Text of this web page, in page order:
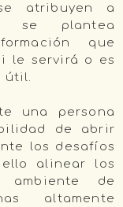
atribuyen a
se plantea
que
le servirá o es
útil.
una persona
de abrir
los desafíos
alinear los
ambiente de
altamente